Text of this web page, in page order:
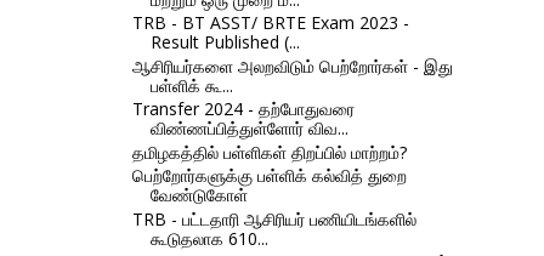
TRB - BT ASST/ BRTE Exam 2023 -
Result Published (...
ஆசிரியர்களை அலறவிடும் பெற்றோர்கள் - இது
பள்ளிக் கூ...
Transfer 2024 - தற்போதுவரை
விண்ணப்பித்துள்ளோர் விவ...
தமிழகத்தில் பள்ளிகள் திறப்பில் மாற்றம்?
பெற்றோர்களுக்கு பள்ளிக் கல்வித் துறை
வேண்டுகோள்
TRB - பட்டதாரி ஆசிரியர் பணியிடங்களில்
கூடுதலாக 610...